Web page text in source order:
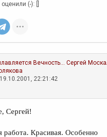
(-): []
Вечность... Сергей
22:21:42
Сергей!
работа. Красивая. Особенно